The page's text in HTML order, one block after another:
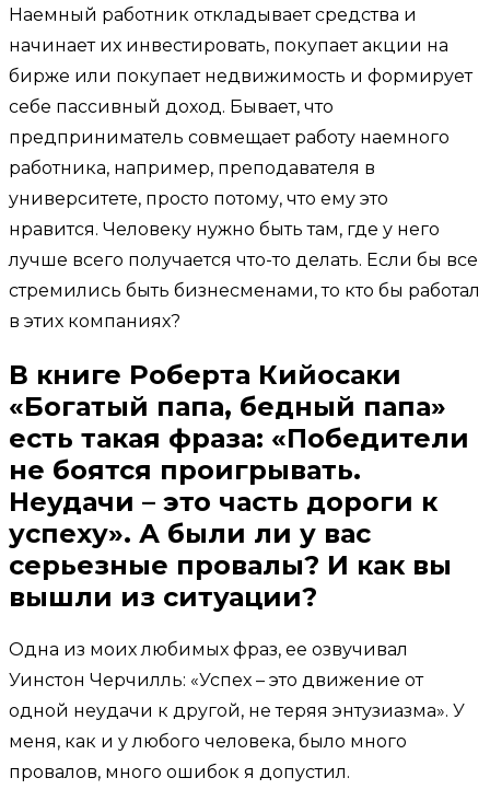
Наемный работник откладывает средства и
начинает их инвестировать, покупает акции на
бирже или покупает недвижимость и формирует
себе пассивный доход. Бывает, что
предприниматель совмещает работу наемного
работника, например, преподавателя в
университете, просто потому, что ему это
нравится. Человеку нужно быть там, где у него
лучше всего получается что-то делать. Если бы все
стремились быть бизнесменами, то кто бы работал
в этих компаниях?
В книге Роберта Кийосаки
«Богатый папа, бедный папа»
есть такая фраза: «Победители
не боятся проигрывать.
Неудачи – это часть дороги к
успеху». А были ли у вас
серьезные провалы? И как вы
вышли из ситуации?
Одна из моих любимых фраз, ее озвучивал
Уинстон Черчилль: «Успех – это движение от
одной неудачи к другой, не теряя энтузиазма». У
меня, как и у любого человека, было много
провалов, много ошибок я допустил.